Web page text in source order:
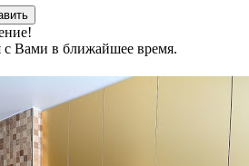
Вами в ближайшее время.